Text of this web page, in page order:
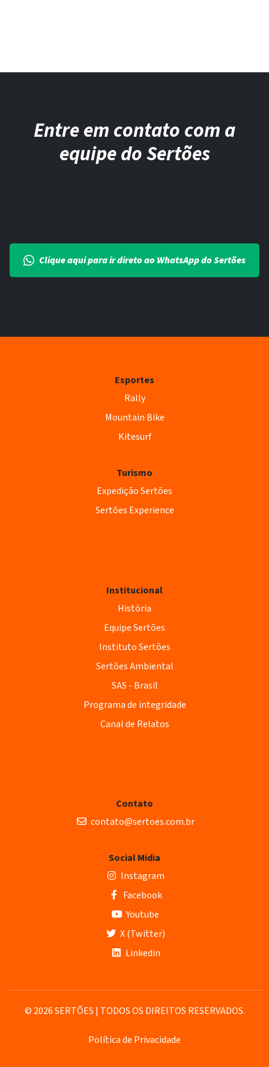
Entre em contato com a
equipe do Sertões
Clique aqui para ir direto ao WhatsApp do Sertões
Esportes
Rally
Mountain Bike
Kitesurf
Turismo
Expedição Sertões
Sertões Experience
Institucional
História
Equipe Sertões
Instituto Sertões
Sertões Ambiental
SAS - Brasil
Programa de integridade
Canal de Relatos
Contato
contato@sertoes.com.br
Social Midia
Instagram
Facebook
Youtube
X (Twitter)
Linkedin
© 2026 SERTÕES | TODOS OS DIREITOS RESERVADOS.
Política de Privacidade